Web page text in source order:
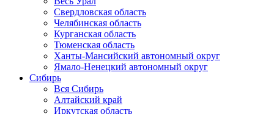
Свердловская область
Челябинская область
Курганская область
Тюменская область
Ханты-Мансийский автономный округ
Ямало-Ненецкий автономный округ
Сибирь
Вся Сибирь
Алтайский край
Иркутская область